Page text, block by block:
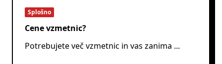
Splošno
Cene vzmetnic?
Potrebujete več vzmetnic in vas zanima ...